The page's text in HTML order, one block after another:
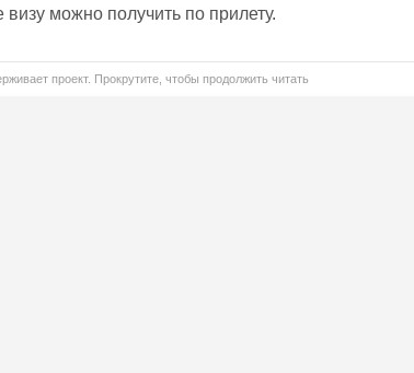
можно получить по прилету.
проект. Прокрутите, чтобы продолжить читать